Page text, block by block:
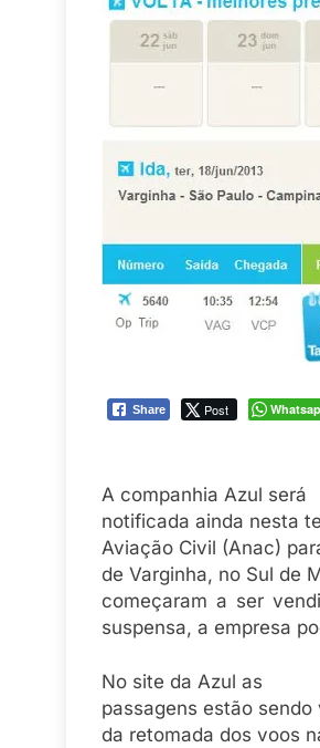
Share Post
A companhia Azul será
notificada ainda nesta
Aviação Civil (Anac)
de Varginha, no Sul de
começaram a ser
suspensa, a empresa
No site da Azul as
passagens estão
da retomada dos voos